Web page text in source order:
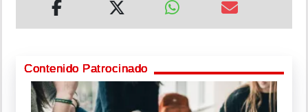
Contenido Patrocinado